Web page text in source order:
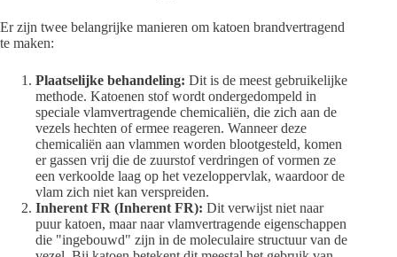
Er zijn twee belangrijke manieren om katoen brandvertragend
te maken:
Plaatselijke behandeling: Dit is de meest gebruikelijke
methode. Katoenen stof wordt ondergedompeld in
speciale vlamvertragende chemicaliën, die zich aan de
vezels hechten of ermee reageren. Wanneer deze
chemicaliën aan vlammen worden blootgesteld, komen
er gassen vrij die de zuurstof verdringen of vormen ze
een verkoolde laag op het vezeloppervlak, waardoor de
vlam zich niet kan verspreiden.
Inherent FR (Inherent FR): Dit verwijst niet naar
puur katoen, maar naar vlamvertragende eigenschappen
die "ingebouwd" zijn in de moleculaire structuur van de